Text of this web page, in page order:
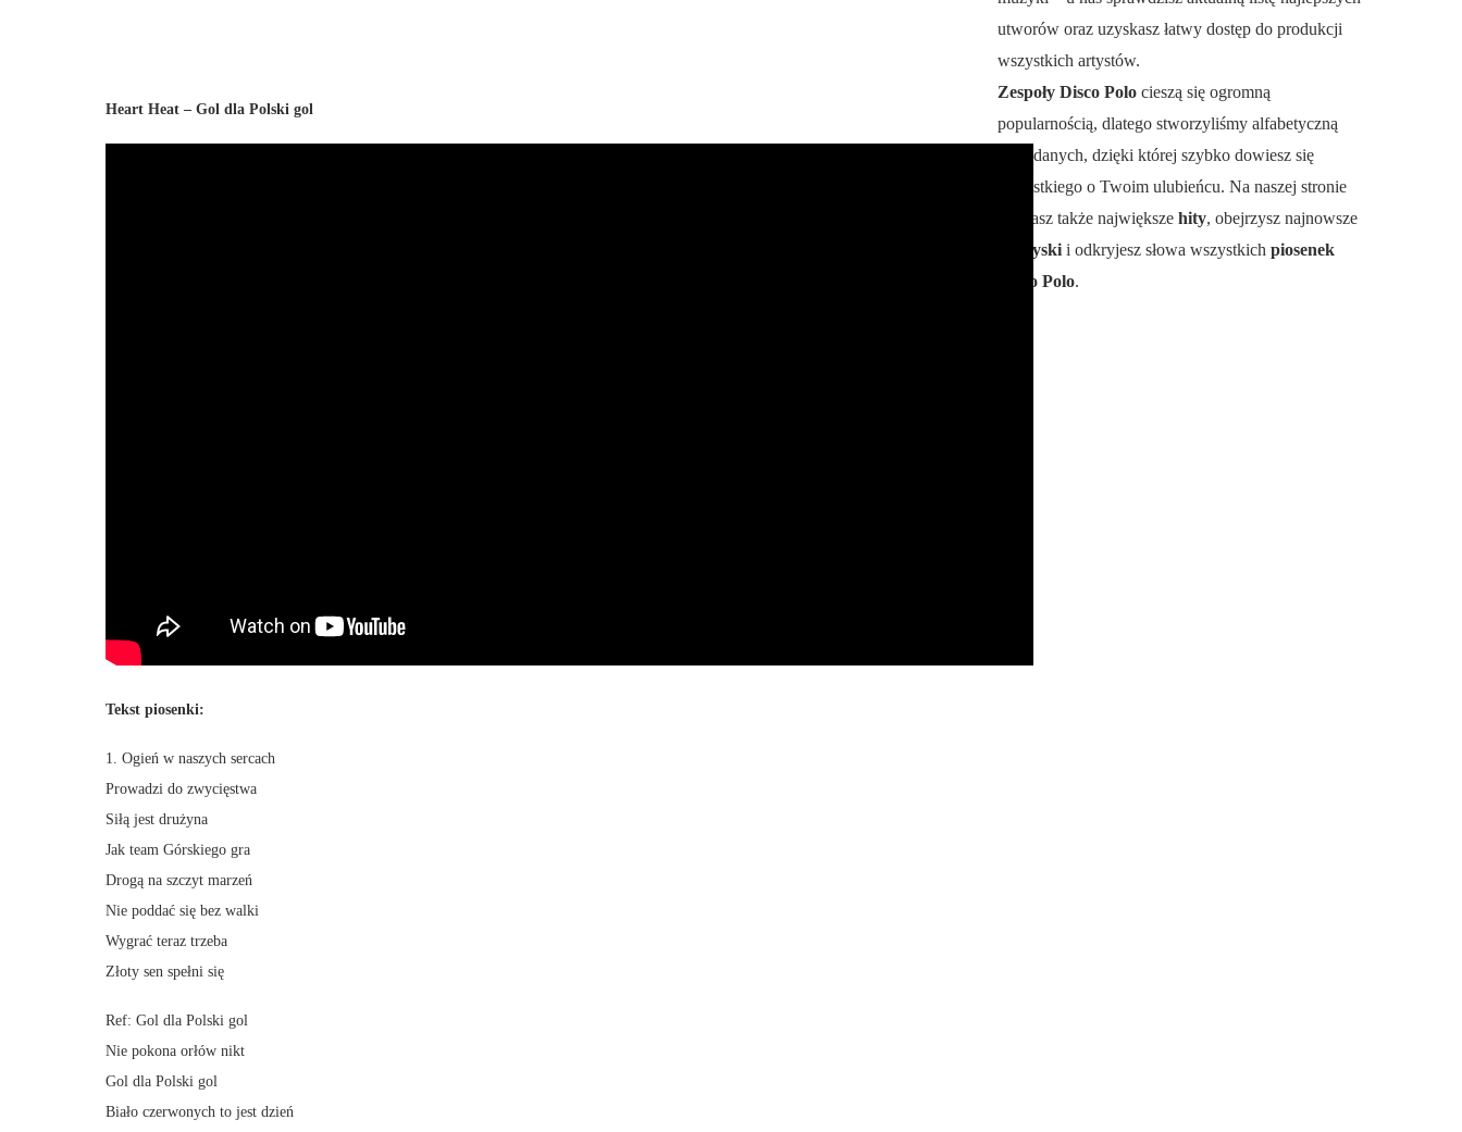
Heart Heat – Gol dla Polski gol
Tekst piosenki:
1. Ogień w naszych sercach
Prowadzi do zwycięstwa
Siłą jest drużyna
Jak team Górskiego gra
Drogą na szczyt marzeń
Nie poddać się bez walki
Wygrać teraz trzeba
Złoty sen spełni się
Ref: Gol dla Polski gol
Nie pokona orłów nikt
Gol dla Polski gol
Biało czerwonych to jest dzień
utworów oraz uzyskasz łatwy dostęp do produkcji
wszystkich artystów.
Zespoły Disco Polo cieszą się ogromną
popularnością, dlatego stworzyliśmy alfabetyczną
bazę danych, dzięki której szybko dowiesz się
wszystkiego o Twoim ulubieńcu. Na naszej stronie
poznasz także największe hity, obejrzysz najnowsze
teledyski i odkryjesz słowa wszystkich piosenek
Disco Polo.